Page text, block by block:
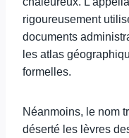
rigoureusement
documents
les atlas
formelles.
Néanmoins, le nom
déserté les lèvres